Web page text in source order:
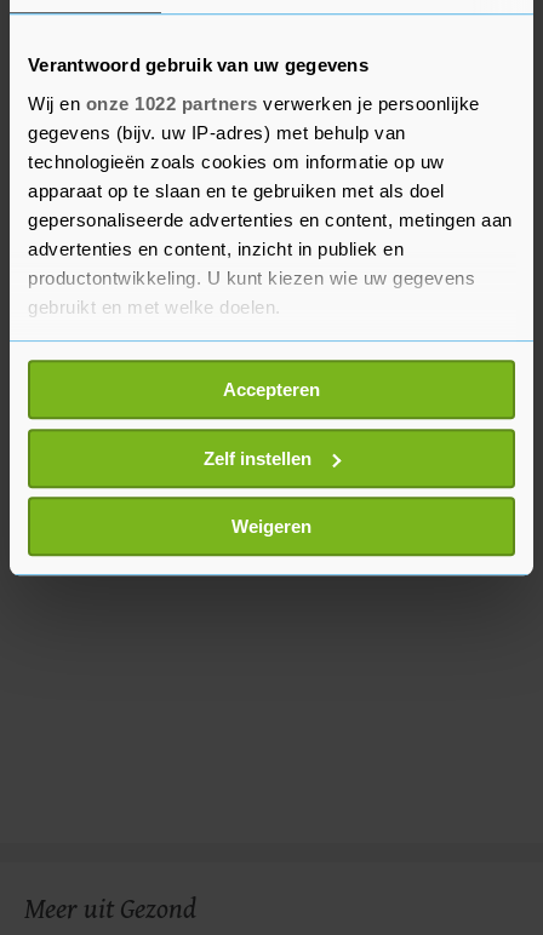
Verantwoord gebruik van uw gegevens
Wij en onze 1022 partners verwerken je persoonlijke
gegevens (bijv. uw IP-adres) met behulp van
technologieën zoals cookies om informatie op uw
apparaat op te slaan en te gebruiken met als doel
gepersonaliseerde advertenties en content, metingen aan
advertenties en content, inzicht in publiek en
productontwikkeling. U kunt kiezen wie uw gegevens
gebruikt en met welke doelen.
Als u het toestaat, willen we ook graag:
Informatie verzamelen over uw geografische
locatie, die tot een paar meter nauwkeurig kan zijn
Uw apparaat identificeren door het actief te
scannen op specifieke eigenschappen (fingerprinting)
Lees meer over hoe uw persoonlijke gegevens worden
verwerkt en stel uw voorkeuren in het
U kunt uw toestemming op elk moment wijzigen of
Accepteren
Zelf instellen
Weigeren
dan in de overige sectoren.
Wachttijden
Het UWV verwacht ook dit jaar nog veel
beoordelingen van mensen met coronaklachten
te moeten doen, ook om dat de
uitkeringsinstantie nog met achterstanden
kampt. De wachttijden kunnen "behoorlijk"
oplopen, schat de organisatie.
Meer uit Gezond